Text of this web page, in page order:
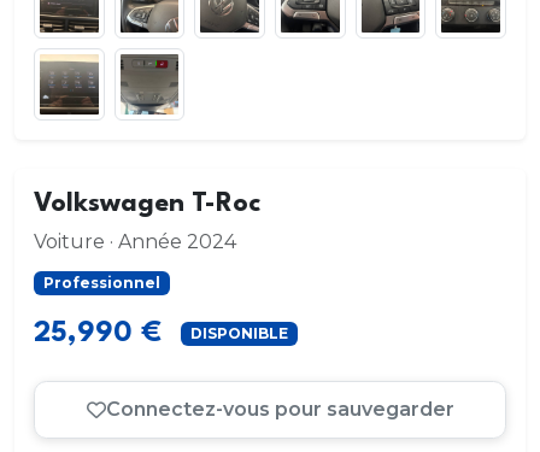
Volkswagen T-Roc
Voiture · Année 2024
Professionnel
25,990 € DISPONIBLE
Connectez-vous pour sauvegarder